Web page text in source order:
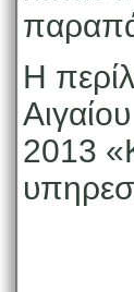
Η
2013